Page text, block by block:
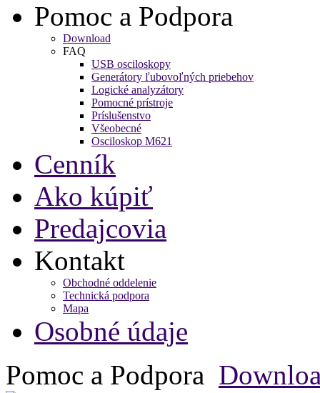
Pomoc a Podpora
Download
FAQ
USB osciloskopy
Generátory ľubovoľných priebehov
Logické analyzátory
Pomocné prístroje
Príslušenstvo
Všeobecné
Osciloskop M621
Cenník
Ako kúpiť
Predajcovia
Kontakt
Obchodné oddelenie
Technická podpora
Mapa
Osobné údaje
Pomoc a Podpora